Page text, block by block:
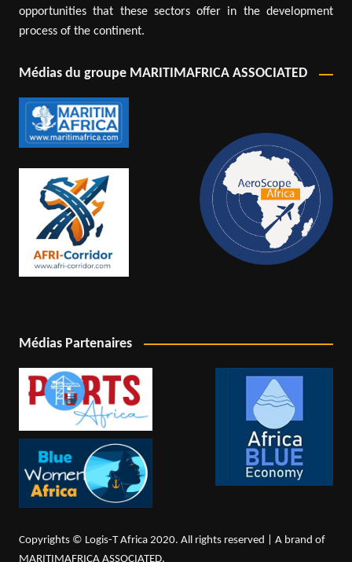
opportunities that these sectors offer in the development
process of the continent.
Médias du groupe MARITIMAFRICA ASSOCIATED
Médias Partenaires
Copyrights © Logis-T Africa 2020. All rights reserved | A brand of
MARITIMAFRICA ASSOCIATED.